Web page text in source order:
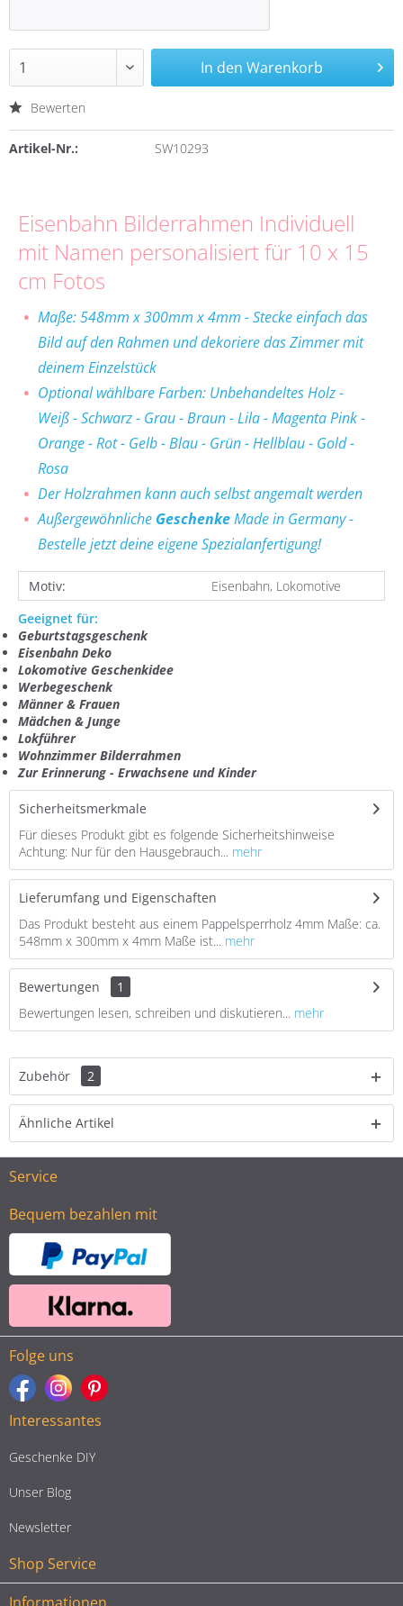
In den Warenkorb
Bewerten
Artikel-Nr.: SW10293
Eisenbahn Bilderrahmen Individuell
mit Namen personalisiert für 10 x 15
cm Fotos
Maße:548mm x 300mm x 4mm - Stecke einfach das
Bild auf den Rahmen und dekoriere das Zimmer mit
deinem Einzelstück
Optional wählbare Farben: Unbehandeltes Holz -
Weiß - Schwarz - Grau - Braun - Lila - Magenta Pink -
Orange - Rot - Gelb - Blau - Grün - Hellblau - Gold -
Rosa
Der Holzrahmen kann auch selbst angemalt werden
Außergewöhnliche GeschenkeMade in Germany -
Bestelle jetzt deine eigene Spezialanfertigung!
Motiv:
Eisenbahn, Lokomotive
Geeignet für:
Geburtstagsgeschenk
Eisenbahn Deko
Lokomotive Geschenkidee
Werbegeschenk
Männer & Frauen
Mädchen & Junge
Lokführer
Wohnzimmer Bilderrahmen
Zur Erinnerung - Erwachsene und Kinder
Sicherheitsmerkmale
Für dieses Produkt gibt es folgende Sicherheitshinweise
Achtung: Nur für den Hausgebrauch... mehr
Lieferumfang und Eigenschaften
Das Produkt besteht aus einem Pappelsperrholz 4mm Maße: ca.
548mm x 300mm x 4mm Maße ist... mehr
Bewertungen
1
Bewertungen lesen, schreiben und diskutieren... mehr
Zubehör 2
Ähnliche Artikel
Service
Bequem bezahlen mit
Folge uns
Interessantes
Geschenke DIY
Unser Blog
Newsletter
Shop Service